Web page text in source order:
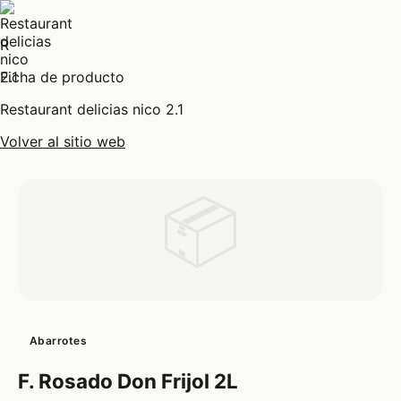
R
Ficha de producto
Restaurant delicias nico 2.1
Volver al sitio web
Abarrotes
F. Rosado Don Frijol 2L